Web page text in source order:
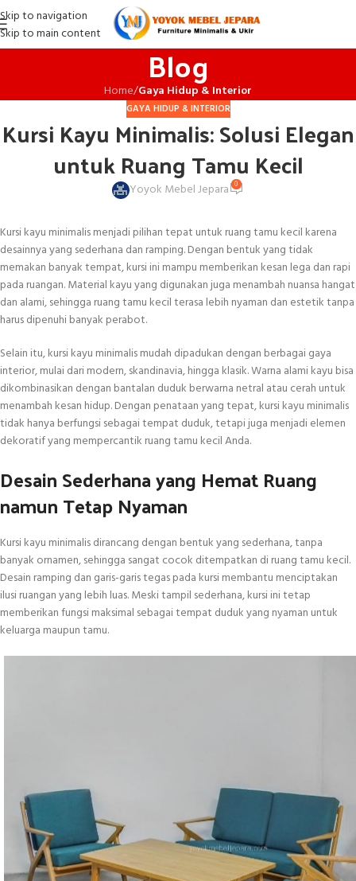
Skip to navigation
Skip to main content
Blog
Home/Gaya Hidup & Interior
GAYA HIDUP & INTERIOR
Kursi Kayu Minimalis: Solusi Elegan
untuk Ruang Tamu Kecil
Yoyok Mebel Jepara 0
Kursi kayu minimalis menjadi pilihan tepat untuk ruang tamu kecil karena
desainnya yang sederhana dan ramping. Dengan bentuk yang tidak
memakan banyak tempat, kursi ini mampu memberikan kesan lega dan rapi
pada ruangan. Material kayu yang digunakan juga menambah nuansa hangat
dan alami, sehingga ruang tamu kecil terasa lebih nyaman dan estetik tanpa
harus dipenuhi banyak perabot.
Selain itu, kursi kayu minimalis mudah dipadukan dengan berbagai gaya
interior, mulai dari modern, skandinavia, hingga klasik. Warna alami kayu bisa
dikombinasikan dengan bantalan duduk berwarna netral atau cerah untuk
menambah kesan hidup. Dengan penataan yang tepat, kursi kayu minimalis
tidak hanya berfungsi sebagai tempat duduk, tetapi juga menjadi elemen
dekoratif yang mempercantik ruang tamu kecil Anda.
Desain Sederhana yang Hemat Ruang
namun Tetap Nyaman
Kursi kayu minimalis dirancang dengan bentuk yang sederhana, tanpa
banyak ornamen, sehingga sangat cocok ditempatkan di ruang tamu kecil.
Desain ramping dan garis-garis tegas pada kursi membantu menciptakan
ilusi ruangan yang lebih luas. Meski tampil sederhana, kursi ini tetap
memberikan fungsi maksimal sebagai tempat duduk yang nyaman untuk
keluarga maupun tamu.